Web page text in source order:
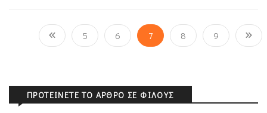
5 6 7 8 9
ΠΡΟΤΕΊΝΕΤΕ ΤΟ ΆΡΘΡΟ ΣΕ ΦΊΛΟΥΣ